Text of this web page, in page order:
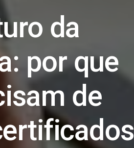
da
por que
de